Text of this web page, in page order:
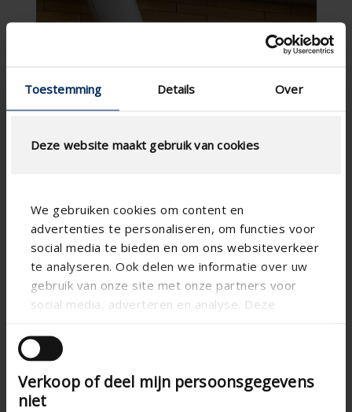
Toestemming Details Over
Deze website maakt gebruik van cookies
We gebruiken cookies om content en
advertenties te personaliseren, om functies voor
social media te bieden en om ons websiteverkeer
te analyseren. Ook delen we informatie over uw
gebruik van onze site met onze partners voor
social media, adverteren en analyse. Deze
andere informatie die u aan ze heeft verstrekt of
die ze hebben verzameld op basis van uw gebruik
van hun services.
Verkoop of deel mijn persoonsgegevens
niet
Technical specifications
Alignment
Horizontal
Blade shape
Type of building
Apartment , Hospital ,
Office , School , Veranda